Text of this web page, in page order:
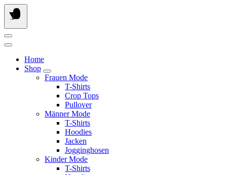
Springe
zum
Inhalt
Home
Shop
Frauen Mode
T-Shirts
Crop Tops
Pullover
Männer Mode
T-Shirts
Hoodies
Jacken
Jogginghosen
Kinder Mode
T-Shirts